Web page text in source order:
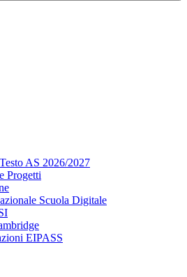
AS 2026/2027
Progetti
Scuola Digitale
EIPASS